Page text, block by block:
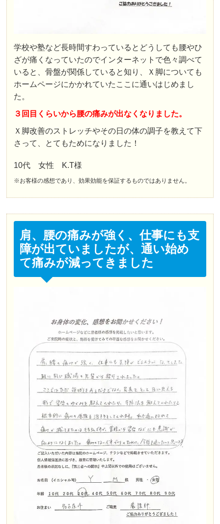
学校や塾など長時間すわっているとどうしても腰やひ
ざが痛くなっていたのでインターネットで色々調べて
いると、骨盤が関係していると知り、Ｘ脚についても
ホームページにかかれていたここに通いはじめまし
た。
３回目くらいから腰の痛みが出なくなりました。
Ｘ脚改善のストレッチやその日の体の調子を教えて下
さって、とてもためになりました！
10代 女性 K.T様
※お客様の感想であり、効果効能を保証するものではありません。
肩、腰の痛みが強く、仕事にも支
障が出ていましたが、通い始め
て痛みが減ってきました